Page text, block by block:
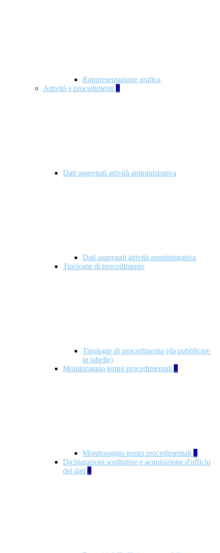
Rappresentazione grafica
Attività e procedimenti 5
Dati aggregati attività amministrativa
Dati aggregati attività amministrativa
Tipologie di procedimento
Tipologie di procedimento (da pubblicare
in tabelle)
Monitoraggio tempi procedimentali 4
Monitoraggio tempi procedimentali 4
Dichiarazioni sostitutive e acquisizione d'ufficio
dei dati 1